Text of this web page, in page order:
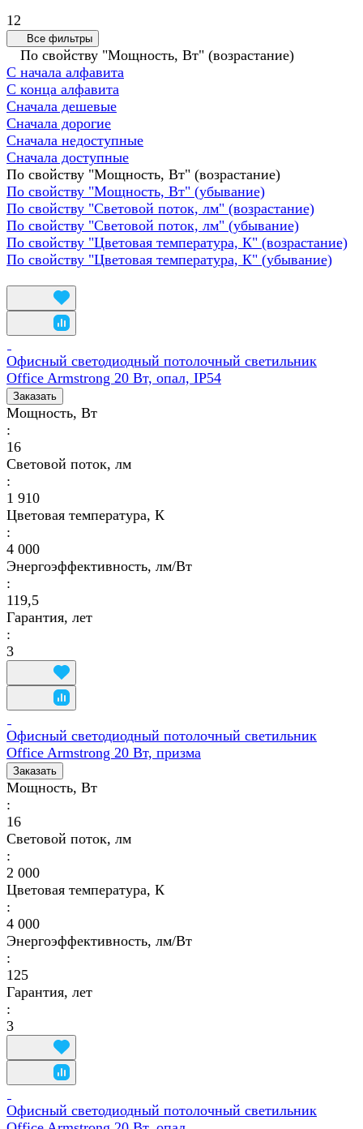
12
Все фильтры
По свойству "Мощность, Вт" (возрастание)
С начала алфавита
С конца алфавита
Сначала дешевые
Сначала дорогие
Сначала недоступные
Сначала доступные
По свойству "Мощность, Вт" (возрастание)
По свойству "Мощность, Вт" (убывание)
По свойству "Световой поток, лм" (возрастание)
По свойству "Световой поток, лм" (убывание)
По свойству "Цветовая температура, К" (возрастание)
По свойству "Цветовая температура, К" (убывание)
Офисный светодиодный потолочный светильник
Office Armstrong 20 Вт, опал, IP54
Заказать
Мощность, Вт
:
16
Световой поток, лм
:
1 910
Цветовая температура, К
:
4 000
Энергоэффективность, лм/Вт
:
119,5
Гарантия, лет
:
3
Офисный светодиодный потолочный светильник
Office Armstrong 20 Вт, призма
Заказать
Мощность, Вт
:
16
Световой поток, лм
:
2 000
Цветовая температура, К
:
4 000
Энергоэффективность, лм/Вт
:
125
Гарантия, лет
:
3
Офисный светодиодный потолочный светильник